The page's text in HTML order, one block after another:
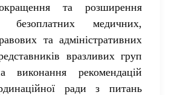
та розширення
медичних,
та адміністративних
вразливих груп
виконання рекомендацій
ради з питань